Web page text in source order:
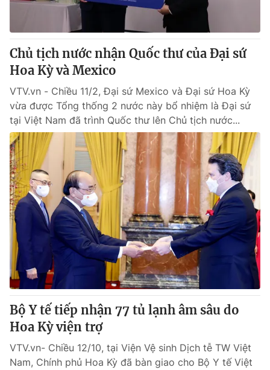
Chủ tịch nước nhận Quốc thư của Đại sứ
Hoa Kỳ và Mexico
VTV.vn - Chiều 11/2, Đại sứ Mexico và Đại sứ Hoa Kỳ
vừa được Tổng thống 2 nước này bổ nhiệm là Đại sứ
tại Việt Nam đã trình Quốc thư lên Chủ tịch nước...
Bộ Y tế tiếp nhận 77 tủ lạnh âm sâu do
Hoa Kỳ viện trợ
VTV.vn- Chiều 12/10, tại Viện Vệ sinh Dịch tễ TW Việt
Nam, Chính phủ Hoa Kỳ đã bàn giao cho Bộ Y tế Việt